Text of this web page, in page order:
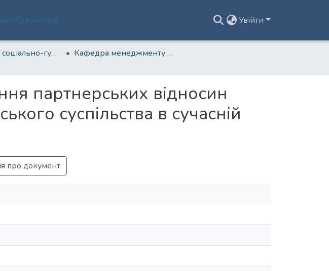
Статистика Увійти
Факультет соціально-гуманітарних технологій, спорту та реабілітації
Кафедра менеджменту та публічного управління
партнерських відносин
суспільства в сучасній
про документ